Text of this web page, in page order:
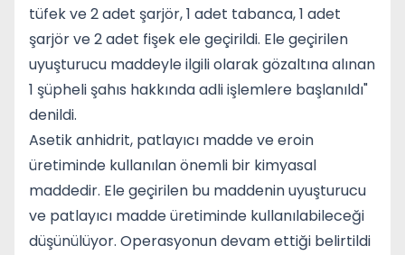
tüfek ve 2 adet şarjör, 1 adet tabanca, 1 adet
şarjör ve 2 adet fişek ele geçirildi. Ele geçirilen
uyuşturucu maddeyle ilgili olarak gözaltına alınan
1 şüpheli şahıs hakkında adli işlemlere başlanıldı"
denildi.
Asetik anhidrit, patlayıcı madde ve eroin
üretiminde kullanılan önemli bir kimyasal
maddedir. Ele geçirilen bu maddenin uyuşturucu
ve patlayıcı madde üretiminde kullanılabileceği
düşünülüyor. Operasyonun devam ettiği belirtildi